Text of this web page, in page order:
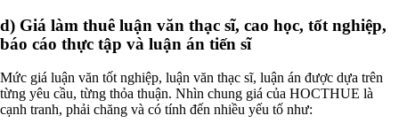
d) Giá làm thuê luận văn thạc sĩ, cao học, tốt nghiệp,
báo cáo thực tập và luận án tiến sĩ
Mức giá luận văn tốt nghiệp, luận văn thạc sĩ, luận án được dựa trên
từng yêu cầu, từng thỏa thuận. Nhìn chung giá của HOCTHUE là
cạnh tranh, phải chăng và có tính đến nhiều yếu tố như: